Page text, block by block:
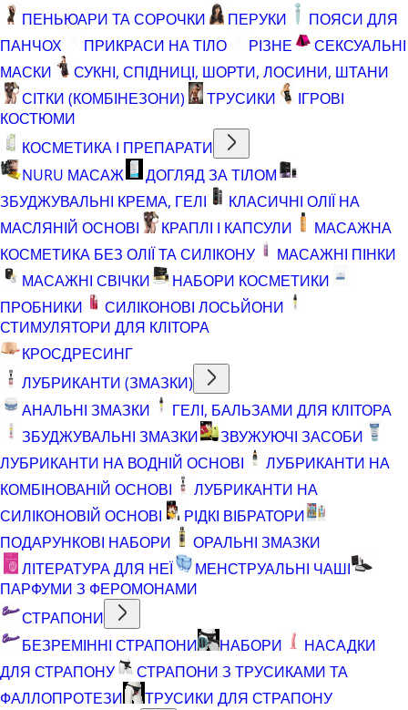
ПЕНЬЮАРИ ТА СОРОЧКИ
ПЕРУКИ
ПОЯСИ ДЛЯ
ПАНЧОХ
ПРИКРАСИ НА ТІЛО РІЗНЕ
СЕКСУАЛЬНІ
МАСКИ
СУКНІ, СПІДНИЦІ, ШОРТИ, ЛОСИНИ, ШТАНИ
СІТКИ (КОМБІНЕЗОНИ)
ТРУСИКИ
ІГРОВІ
КОСТЮМИ
КОСМЕТИКА І ПРЕПАРАТИ
NURU МАСАЖ
ДОГЛЯД ЗА ТІЛОМ
ЗБУДЖУВАЛЬНІ КРЕМА, ГЕЛІ
КЛАСИЧНІ ОЛІЇ НА
МАСЛЯНІЙ ОСНОВІ
КРАПЛІ І КАПСУЛИ
МАСАЖНА
КОСМЕТИКА БЕЗ ОЛІЇ ТА СИЛІКОНУ
МАСАЖНІ ПІНКИ
МАСАЖНІ СВІЧКИ
НАБОРИ КОСМЕТИКИ
ПРОБНИКИ
СИЛІКОНОВІ ЛОСЬЙОНИ
СТИМУЛЯТОРИ ДЛЯ КЛІТОРА
КРОСДРЕСИНГ
ЛУБРИКАНТИ (ЗМАЗКИ)
АНАЛЬНІ ЗМАЗКИ
ГЕЛІ, БАЛЬЗАМИ ДЛЯ КЛІТОРА
ЗБУДЖУВАЛЬНІ ЗМАЗКИ
ЗВУЖУЮЧІ ЗАСОБИ
ЛУБРИКАНТИ НА ВОДНІЙ ОСНОВІ
ЛУБРИКАНТИ НА
КОМБІНОВАНІЙ ОСНОВІ
ЛУБРИКАНТИ НА
СИЛІКОНОВІЙ ОСНОВІ
РІДКІ ВІБРАТОРИ
ПОДАРУНКОВІ НАБОРИ
ОРАЛЬНІ ЗМАЗКИ
ЛІТЕРАТУРА ДЛЯ НЕЇ
МЕНСТРУАЛЬНІ ЧАШІ
ПАРФУМИ З ФЕРОМОНАМИ
СТРАПОНИ
БЕЗРЕМІННІ СТРАПОНИ
НАБОРИ
НАСАДКИ
ДЛЯ СТРАПОНУ
СТРАПОНИ З ТРУСИКАМИ ТА
ФАЛЛОПРОТЕЗИ
ТРУСИКИ ДЛЯ СТРАПОНУ